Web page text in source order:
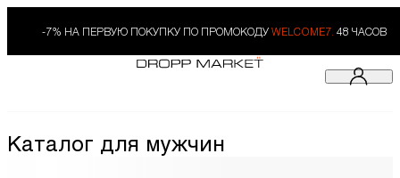
-7% НА ПЕРВУЮ ПОКУПКУ ПО ПРОМОКОДУ WELCOME7. 48 ЧАСОВ
Каталог для мужчин